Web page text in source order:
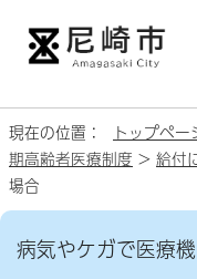
現在の位置： トップペー
期高齢者医療制度 > 給付
場合
病気やケガで医療